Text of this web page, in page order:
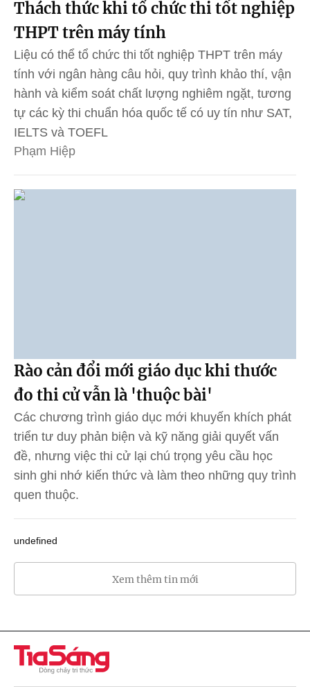
Thách thức khi tổ chức thi tốt nghiệp
THPT trên máy tính
Liệu có thể tổ chức thi tốt nghiệp THPT trên máy
tính với ngân hàng câu hỏi, quy trình khảo thí, vận
hành và kiểm soát chất lượng nghiêm ngặt, tương
tự các kỳ thi chuẩn hóa quốc tế có uy tín như SAT,
IELTS và TOEFL
Phạm Hiệp
Rào cản đổi mới giáo dục khi thước
đo thi cử vẫn là 'thuộc bài'
Các chương trình giáo dục mới khuyến khích phát
triển tư duy phản biện và kỹ năng giải quyết vấn
đề, nhưng việc thi cử lại chú trọng yêu cầu học
sinh ghi nhớ kiến thức và làm theo những quy trình
quen thuộc.
undefined
Xem thêm tin mới